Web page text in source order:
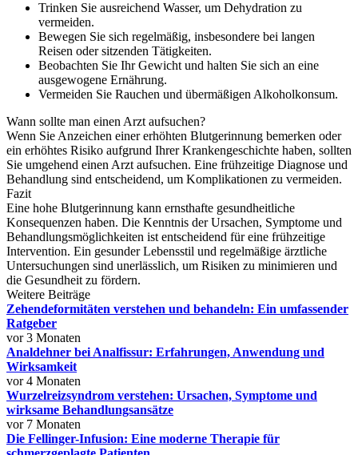
Trinken Sie ausreichend Wasser, um Dehydration zu
vermeiden.
Bewegen Sie sich regelmäßig, insbesondere bei langen
Reisen oder sitzenden Tätigkeiten.
Beobachten Sie Ihr Gewicht und halten Sie sich an eine
ausgewogene Ernährung.
Vermeiden Sie Rauchen und übermäßigen Alkoholkonsum.
Wann sollte man einen Arzt aufsuchen?
Wenn Sie Anzeichen einer erhöhten Blutgerinnung bemerken oder
ein erhöhtes Risiko aufgrund Ihrer Krankengeschichte haben, sollten
Sie umgehend einen Arzt aufsuchen. Eine frühzeitige Diagnose und
Behandlung sind entscheidend, um Komplikationen zu vermeiden.
Fazit
Eine hohe Blutgerinnung kann ernsthafte gesundheitliche
Konsequenzen haben. Die Kenntnis der Ursachen, Symptome und
Behandlungsmöglichkeiten ist entscheidend für eine frühzeitige
Intervention. Ein gesunder Lebensstil und regelmäßige ärztliche
Untersuchungen sind unerlässlich, um Risiken zu minimieren und
die Gesundheit zu fördern.
Weitere Beiträge
Zehendeformitäten verstehen und behandeln: Ein umfassender
Ratgeber
vor 3 Monaten
Analdehner bei Analfissur: Erfahrungen, Anwendung und
Wirksamkeit
vor 4 Monaten
Wurzelreizsyndrom verstehen: Ursachen, Symptome und
wirksame Behandlungsansätze
vor 7 Monaten
Die Fellinger-Infusion: Eine moderne Therapie für